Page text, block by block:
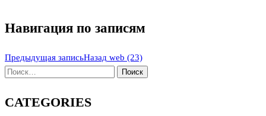
Навигация по записям
Предыдущая записьНазад web (23)
CATEGORIES